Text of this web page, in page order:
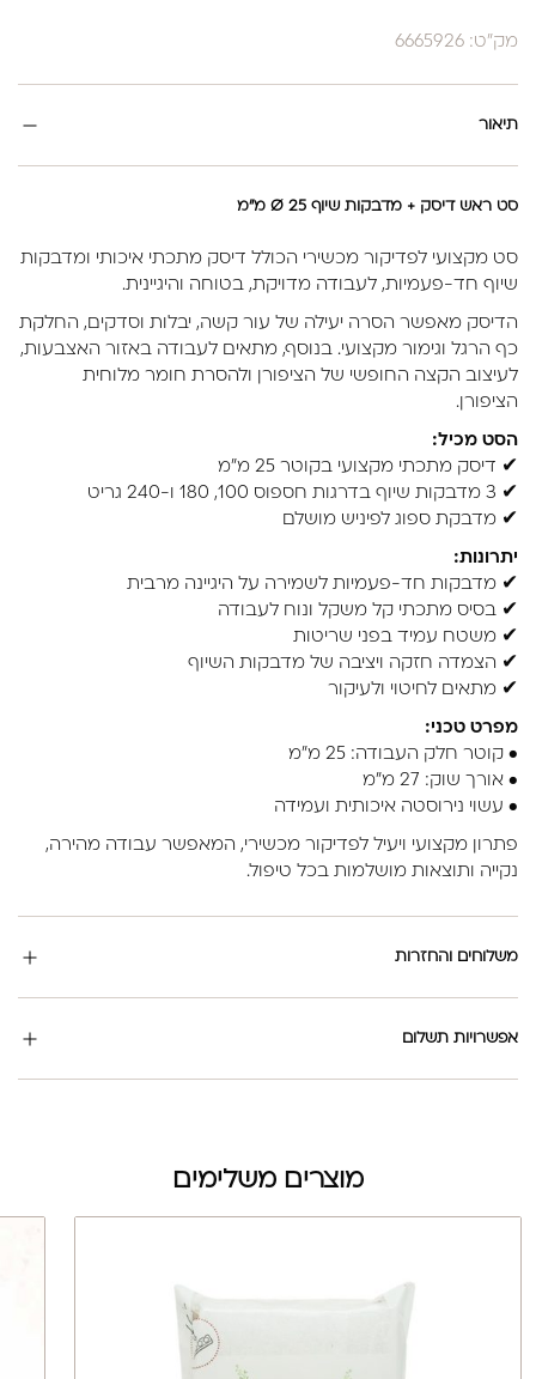
מק"ט: 6665926
תיאור
סט ראש דיסק + מדבקות שיוף Ø 25 מ"מ
סט מקצועי לפדיקור מכשירי הכולל דיסק מתכתי איכותי ומדבקות
שיוף חד-פעמיות, לעבודה מדויקת, בטוחה והיגיינית.
הדיסק מאפשר הסרה יעילה של עור קשה, יבלות וסדקים, החלקת
כף הרגל וגימור מקצועי. בנוסף, מתאים לעבודה באזור האצבעות,
לעיצוב הקצה החופשי של הציפורן ולהסרת חומר מלוחית
הציפורן.
הסט מכיל:
✔ דיסק מתכתי מקצועי בקוטר 25 מ"מ
✔ 3 מדבקות שיוף בדרגות חספוס 100, 180 ו-240 גריט
✔ מדבקת ספוג לפיניש מושלם
יתרונות:
✔ מדבקות חד-פעמיות לשמירה על היגיינה מרבית
✔ בסיס מתכתי קל משקל ונוח לעבודה
✔ משטח עמיד בפני שריטות
✔ הצמדה חזקה ויציבה של מדבקות השיוף
✔ מתאים לחיטוי ולעיקור
מפרט טכני:
• קוטר חלק העבודה: 25 מ"מ
• אורך שוק: 27 מ"מ
• עשוי נירוסטה איכותית ועמידה
פתרון מקצועי ויעיל לפדיקור מכשירי, המאפשר עבודה מהירה,
נקייה ותוצאות מושלמות בכל טיפול.
משלוחים והחזרות
אפשרויות תשלום
מוצרים משלימים